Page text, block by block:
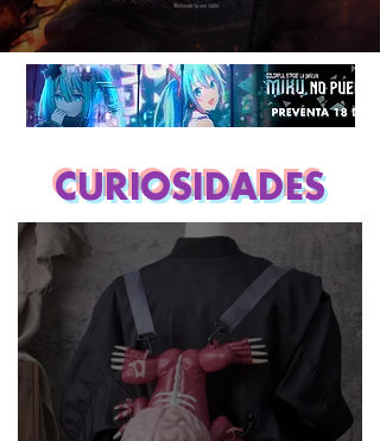
DUNGEONS & DRAGONS ¿TE ATREVES?
CURIOSIDADES